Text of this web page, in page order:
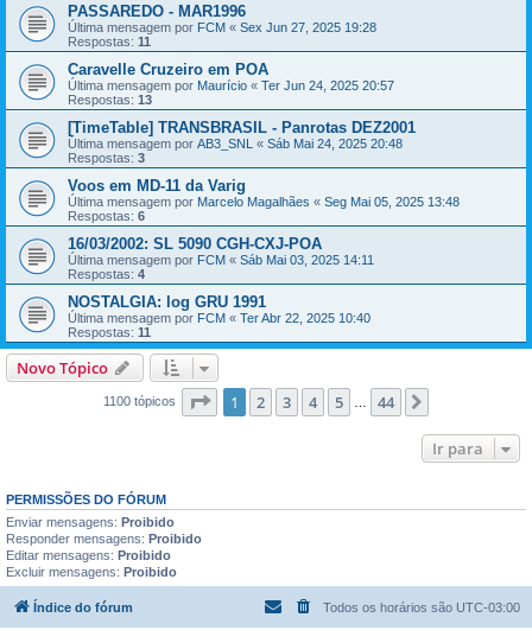
PASSAREDO - MAR1996
Última mensagem por FCM « Sex Jun 27, 2025 19:28
Respostas: 11
Caravelle Cruzeiro em POA
Última mensagem por Maurício « Ter Jun 24, 2025 20:57
Respostas: 13
[TimeTable] TRANSBRASIL - Panrotas DEZ2001
Última mensagem por AB3_SNL « Sáb Mai 24, 2025 20:48
Respostas: 3
Voos em MD-11 da Varig
Última mensagem por Marcelo Magalhães « Seg Mai 05, 2025 13:48
Respostas: 6
16/03/2002: SL 5090 CGH-CXJ-POA
Última mensagem por FCM « Sáb Mai 03, 2025 14:11
Respostas: 4
NOSTALGIA: log GRU 1991
Última mensagem por FCM « Ter Abr 22, 2025 10:40
Respostas: 11
Novo Tópico
1100 tópicos Página de 44
1 2 3 4 5 44
Ir para
PERMISSÕES DO FÓRUM
Enviar mensagens: Proibido
Responder mensagens: Proibido
Editar mensagens: Proibido
Excluir mensagens: Proibido
Índice do fórum Todos os horários são UTC-03:00